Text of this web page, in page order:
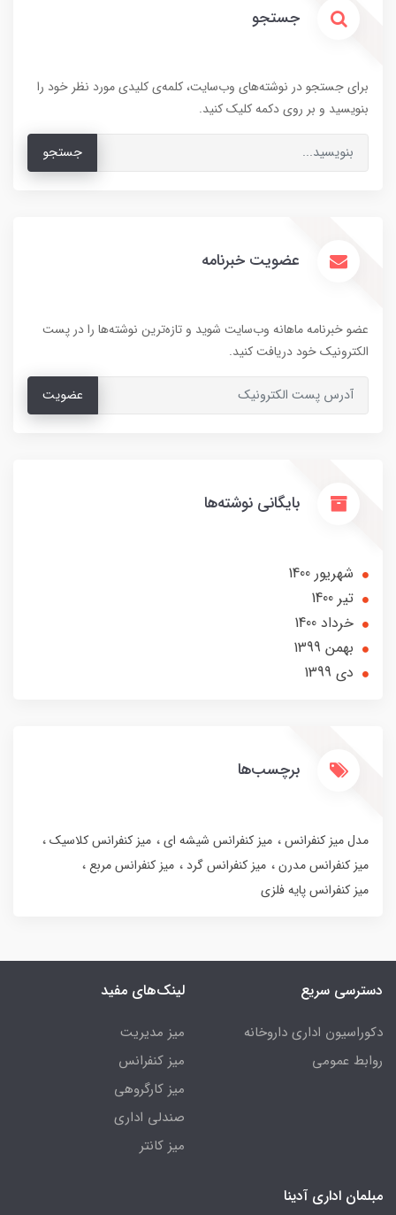
جستجو
برای جستجو در نوشته‌های وب‌سایت، کلمه‌ی کلیدی مورد نظر خود را
بنویسید و بر روی دکمه کلیک کنید.
جستجو
عضویت خبرنامه
عضو خبرنامه ماهانه وب‌سایت شوید و تازه‌ترین نوشته‌ها را در پست
الکترونیک خود دریافت کنید.
عضویت
بایگانی نوشته‌ها
شهریور 1400
تير 1400
خرداد 1400
بهمن 1399
دی 1399
برچسب‌ها
مدل میز کنفرانس میز کنفرانس شیشه ای
میز کنفرانس کلاسیک
میز کنفرانس مدرن
میز کنفرانس گرد
میز کنفرانس مربع
میز کنفرانس پایه فلزی
دسترسی سریع
دکوراسیون اداری داروخانه
روابط عمومی
لینک‌های مفید
میز مدیریت
میز کنفرانس
میز کارگروهی
صندلی اداری
میز کانتر
مبلمان اداری آدینا